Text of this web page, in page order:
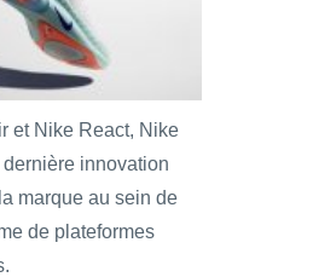
et Nike React, Nike
innovation
marque au sein de
de plateformes